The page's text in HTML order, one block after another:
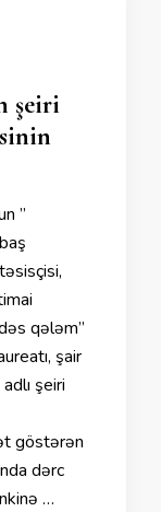
şeiri
”
qələm”
şair
şeiri
göstərən
dərc
…